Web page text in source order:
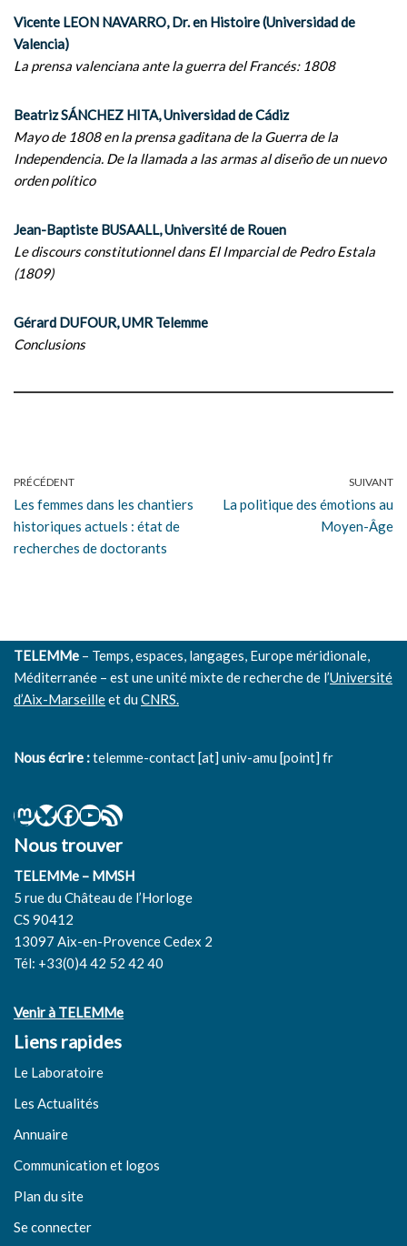
Vicente LEON NAVARRO, Dr. en Histoire (Universidad de
Valencia)
La prensa valenciana ante la guerra del Francés: 1808
Beatriz SÁNCHEZ HITA, Universidad de Cádiz
Mayo de 1808 en la prensa gaditana de la Guerra de la
Independencia. De la llamada a las armas al diseño de un nuevo
orden político
Jean-Baptiste BUSAALL, Université de Rouen
Le discours constitutionnel dans El Imparcial de Pedro Estala
(1809)
Gérard DUFOUR, UMR Telemme
Conclusions
PRÉCÉDENT
Les femmes dans les chantiers
historiques actuels : état de
recherches de doctorants
SUIVANT
La politique des émotions au
Moyen-Âge
TELEMMe – Temps, espaces, langages, Europe méridionale,
Méditerranée – est une unité mixte de recherche de l’Université
d’Aix-Marseilleet duCNRS.
Nous écrire :telemme-contact [at] univ-amu [point] fr
Nous trouver
TELEMMe – MMSH
5 rue du Château de l’Horloge
CS 90412
13097 Aix-en-Provence Cedex 2
Tél: +33(0)4 42 52 42 40
Venir à TELEMMe
Liens rapides
Le Laboratoire
Les Actualités
Annuaire
Communication et logos
Plan du site
Se connecter